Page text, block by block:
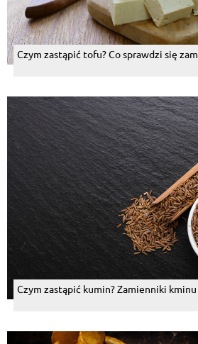
Czym zastąpić tofu? Co sprawdzi się
Czym zastąpić kumin? Zamienniki